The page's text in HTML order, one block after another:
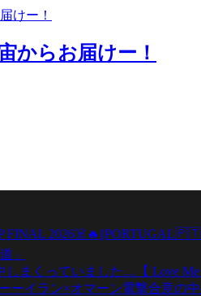
からお届けー！
FINAL
」
まくっていました…【 Love Me
ーイラン×オマーン電撃合意の